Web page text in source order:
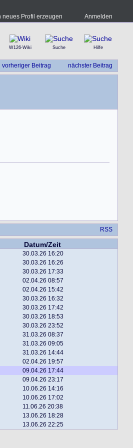
neues Profil erzeugen Anmelden
W126-Wiki Suche Hilfe
vorheriger Beitrag nächster Beitrag
RSS
Datum/Zeit
30.03.26 16:20
30.03.26 16:26
30.03.26 17:33
02.04.26 08:57
02.04.26 15:42
30.03.26 16:32
30.03.26 17:42
30.03.26 18:53
30.03.26 23:52
31.03.26 08:37
31.03.26 09:05
31.03.26 14:44
02.04.26 19:57
09.04.26 17:44
09.04.26 23:17
10.06.26 14:16
10.06.26 17:02
11.06.26 20:38
13.06.26 18:28
13.06.26 22:25